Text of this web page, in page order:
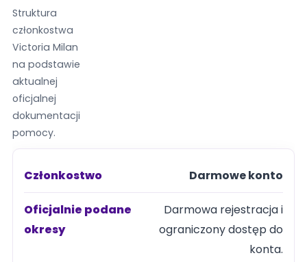
Struktura
członkostwa
Victoria Milan
na podstawie
aktualnej
oficjalnej
dokumentacji
pomocy.
Członkostwo Darmowe konto
Darmowa rejestracja i
ograniczony dostęp do
konta.